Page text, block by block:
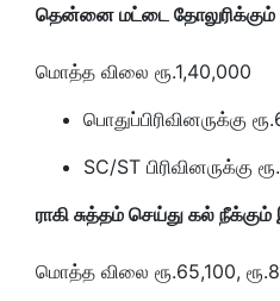
தென்னை மட்டை தோலுரிக்கும்
மொத்த விலை ரூ.1,40,000
பொதுப்பிரிவினருக்கு
SC/ST பிரிவினருக்கு
ராகி சுத்தம் செய்து கல்
மொத்த விலை ரூ.65,100,